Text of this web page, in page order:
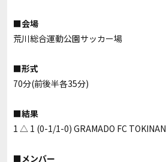
■会場
荒川総合運動公園サッカー場
■形式
70分(前後半各35分)
■結果
1 △ 1 (0-1/1-0) GRAMADO FC TOKINAN
■メンバー